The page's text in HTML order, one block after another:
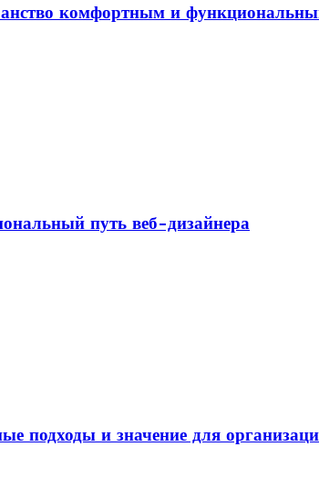
комфортным и
путь веб-дизайнера
подходы и значение для